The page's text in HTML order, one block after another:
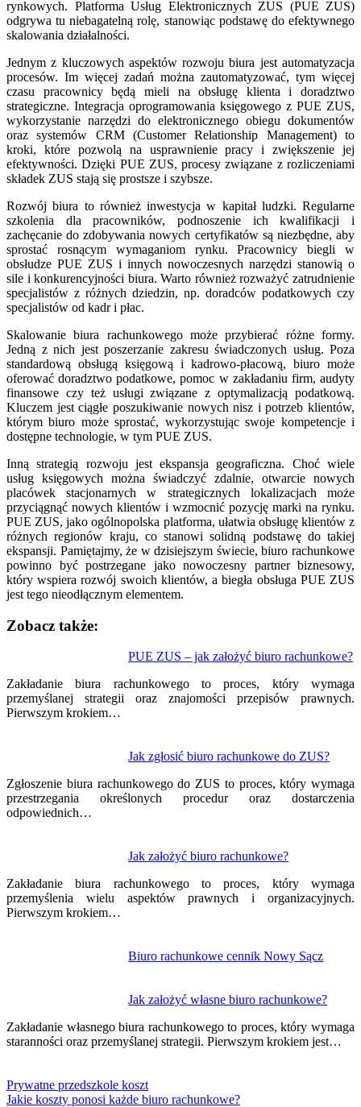
rynkowych. Platforma Usług Elektronicznych ZUS (PUE ZUS)
odgrywa tu niebagatelną rolę, stanowiąc podstawę do efektywnego
skalowania działalności.
Jednym z kluczowych aspektów rozwoju biura jest automatyzacja
procesów. Im więcej zadań można zautomatyzować, tym więcej
czasu pracownicy będą mieli na obsługę klienta i doradztwo
strategiczne. Integracja oprogramowania księgowego z PUE ZUS,
wykorzystanie narzędzi do elektronicznego obiegu dokumentów
oraz systemów CRM (Customer Relationship Management) to
kroki, które pozwolą na usprawnienie pracy i zwiększenie jej
efektywności. Dzięki PUE ZUS, procesy związane z rozliczeniami
składek ZUS stają się prostsze i szybsze.
Rozwój biura to również inwestycja w kapitał ludzki. Regularne
szkolenia dla pracowników, podnoszenie ich kwalifikacji i
zachęcanie do zdobywania nowych certyfikatów są niezbędne, aby
sprostać rosnącym wymaganiom rynku. Pracownicy biegli w
obsłudze PUE ZUS i innych nowoczesnych narzędzi stanowią o
sile i konkurencyjności biura. Warto również rozważyć zatrudnienie
specjalistów z różnych dziedzin, np. doradców podatkowych czy
specjalistów od kadr i płac.
Skalowanie biura rachunkowego może przybierać różne formy.
Jedną z nich jest poszerzanie zakresu świadczonych usług. Poza
standardową obsługą księgową i kadrowo-płacową, biuro może
oferować doradztwo podatkowe, pomoc w zakładaniu firm, audyty
finansowe czy też usługi związane z optymalizacją podatkową.
Kluczem jest ciągłe poszukiwanie nowych nisz i potrzeb klientów,
którym biuro może sprostać, wykorzystując swoje kompetencje i
dostępne technologie, w tym PUE ZUS.
Inną strategią rozwoju jest ekspansja geograficzna. Choć wiele
usług księgowych można świadczyć zdalnie, otwarcie nowych
placówek stacjonarnych w strategicznych lokalizacjach może
przyciągnąć nowych klientów i wzmocnić pozycję marki na rynku.
PUE ZUS, jako ogólnopolska platforma, ułatwia obsługę klientów z
różnych regionów kraju, co stanowi solidną podstawę do takiej
ekspansji. Pamiętajmy, że w dzisiejszym świecie, biuro rachunkowe
powinno być postrzegane jako nowoczesny partner biznesowy,
który wspiera rozwój swoich klientów, a biegła obsługa PUE ZUS
jest tego nieodłącznym elementem.
Zobacz także:
PUE ZUS – jak założyć biuro rachunkowe?
Zakładanie biura rachunkowego to proces, który wymaga
przemyślanej strategii oraz znajomości przepisów prawnych.
Pierwszym krokiem…
Jak zgłosić biuro rachunkowe do ZUS?
Zgłoszenie biura rachunkowego do ZUS to proces, który wymaga
przestrzegania określonych procedur oraz dostarczenia
odpowiednich…
Jak założyć biuro rachunkowe?
Zakładanie biura rachunkowego to proces, który wymaga
przemyślenia wielu aspektów prawnych i organizacyjnych.
Pierwszym krokiem…
Biuro rachunkowe cennik Nowy Sącz
Jak założyć własne biuro rachunkowe?
Zakładanie własnego biura rachunkowego to proces, który wymaga
staranności oraz przemyślanej strategii. Pierwszym krokiem jest…
wpisu
Prywatne przedszkole koszt
Jakie koszty ponosi każde biuro rachunkowe?